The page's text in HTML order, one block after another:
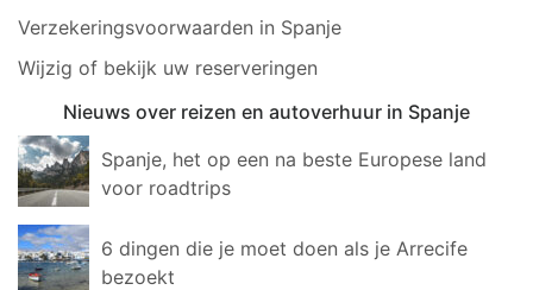
Verzekeringsvoorwaarden in Spanje
Wijzig of bekijk uw reserveringen
Nieuws over reizen en autoverhuur in Spanje
Spanje, het op een na beste Europese land
voor roadtrips
6 dingen die je moet doen als je Arrecife
bezoekt